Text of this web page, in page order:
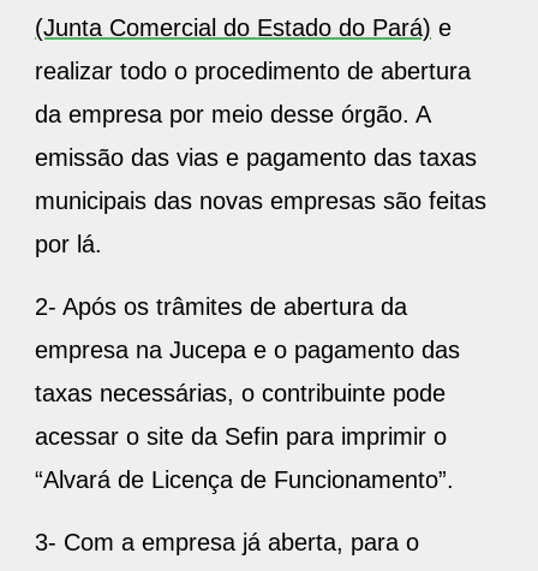
(Junta Comercial do Estado do Pará) e
realizar todo o procedimento de abertura
da empresa por meio desse órgão. A
emissão das vias e pagamento das taxas
municipais das novas empresas são feitas
por lá.
2- Após os trâmites de abertura da
empresa na Jucepa e o pagamento das
taxas necessárias, o contribuinte pode
acessar o site da Sefin para imprimir o
“Alvará de Licença de Funcionamento”.
3- Com a empresa já aberta, para o